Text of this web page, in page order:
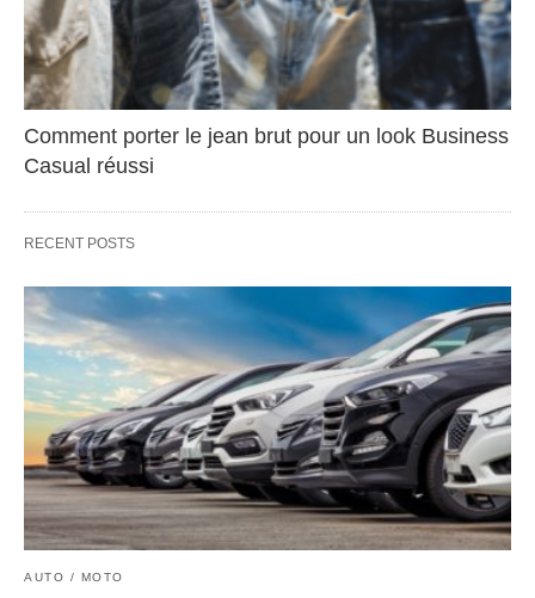
Comment porter le jean brut pour un look Business
Casual réussi
RECENT POSTS
AUTO / MOTO